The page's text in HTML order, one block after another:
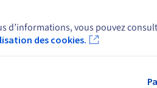
:
60, 30, 15, 7 et 3 jours avant la date
pour notification de la
d’informations, vous pouvez
des cookies.